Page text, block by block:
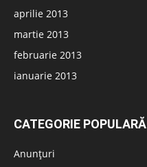
aprilie 2013
martie 2013
februarie 2013
ianuarie 2013
CATEGORIE POPULARĂ
Anunțuri